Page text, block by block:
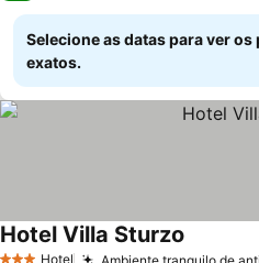
Selecione as datas para ver os
exatos.
Hotel Ambiente tranquilo de
Hotel Villa Sturzo